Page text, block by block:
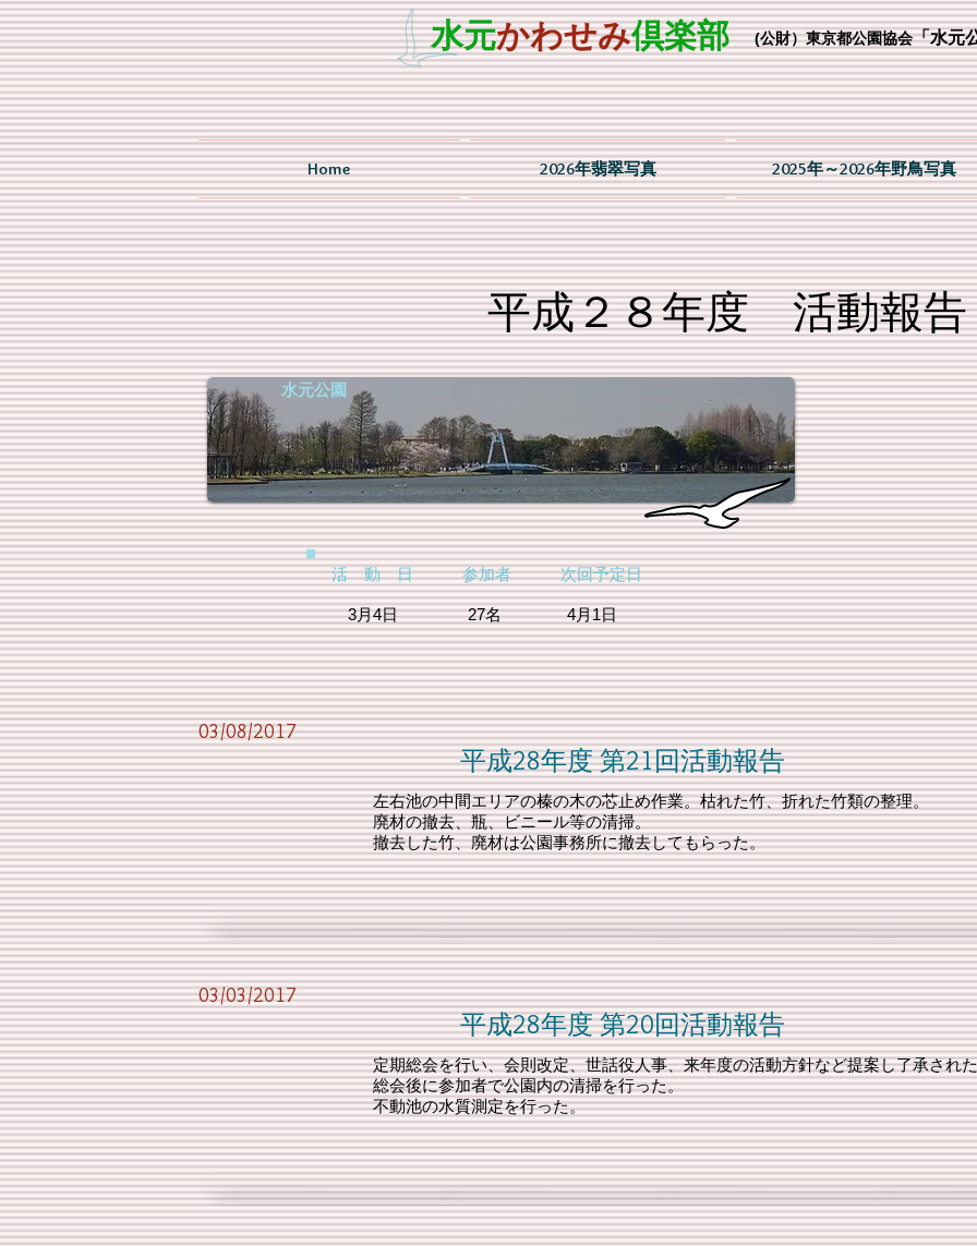
水元かわせみ倶楽部 (公財）東京都公園協会「水元
Home 2026年翡翠写真 2025年～2026年野鳥写真
平成２８年度 活動報告
水元公園
活 動 日 参加者 次回予定日
3月4日 27名4月1日
03/08/2017
平成28年度 第21回活動報告
左右池の中間エリアの榛の木の芯止め作業。枯れた竹、折れた竹類の整理。
廃材の撤去、瓶、ビニール等の清掃。
撤去した竹、廃材は公園事務所に撤去してもらった。
03/03/2017
平成28年度 第20回活動報告
定期総会を行い、会則改定、世話役人事、来年度の活動方針など提案し了承され
総会後に参加者で公園内の清掃を行った。
不動池の水質測定を行った。